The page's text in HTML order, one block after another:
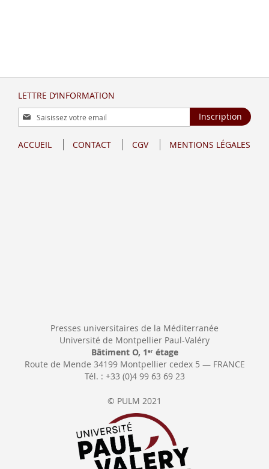
LETTRE D’INFORMATION
Inscription
à
lettre
Inscription
ACCUEIL CONTACT CGV MENTIONS LÉGALES
Presses universitaires de la Méditerranée
Université de Montpellier Paul-Valéry
Bâtiment O, 1 erétage
Route de Mende 34199 Montpellier cedex 5 — FRANCE
Tél. : +33 (0)4 99 63 69 23
© PULM 2021